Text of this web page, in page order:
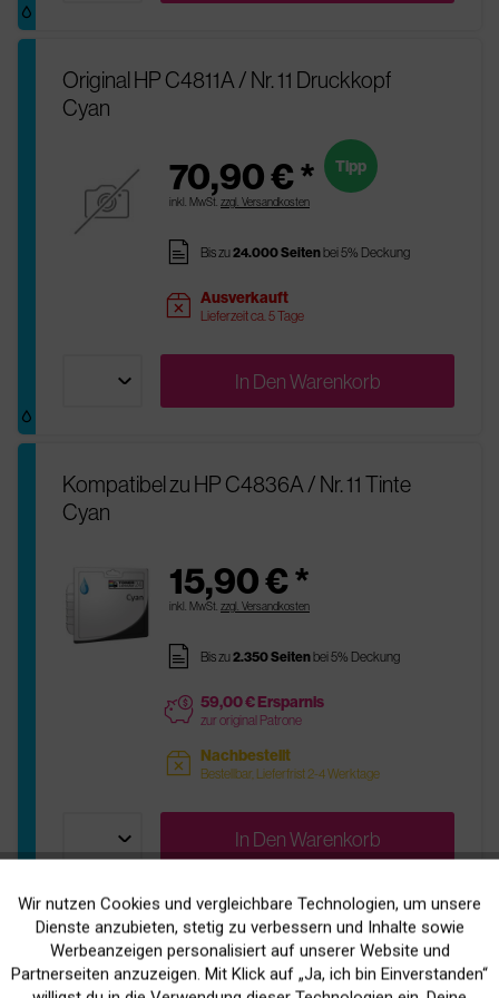
Original HP C4811A / Nr. 11 Druckkopf
Cyan
70,90 € *
inkl. MwSt. zzgl. Versandkosten
Tipp
pages Bis zu24.000 Seitenbei 5% Deckung
sold Ausverkauft
Lieferzeit ca. 5 Tage
In DenWarenkorb
Kompatibel zu HP C4836A / Nr. 11 Tinte
Cyan
15,90 € *
inkl. MwSt. zzgl. Versandkosten
pages Bis zu2.350 Seitenbei 5% Deckung
price 59,00 € Ersparnis
zur original Patrone
sold Nachbestellt
Bestellbar, Lieferfrist 2-4 Werktage
In DenWarenkorb
Original HP C4837A / Nr. 11 Tinte
Magenta
Funktionale Aktiv
Marketing Inaktiv
Wir nutzen Cookies und vergleichbare Technologien, um unsere
Dienste anzubieten, stetig zu verbessern und Inhalte sowie
Werbeanzeigen personalisiert auf unserer Website und
Partnerseiten anzuzeigen. Mit Klick auf „Ja, ich bin Einverstanden“